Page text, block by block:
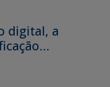
digital, a